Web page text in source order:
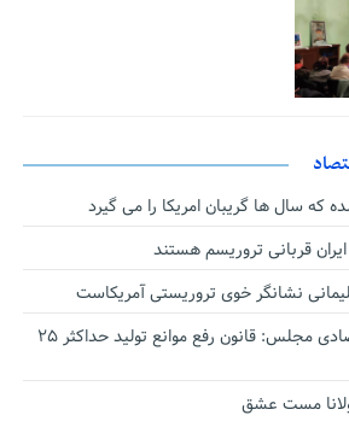
که سال ها گریبان امریکا را می گیرد
قربانی تروریسم هستند
نشانگر خوی تروریستی آمریکاست
سخنگوی کمیسیون اقتصادی مجلس: قانون رفع موانع تولید حداکثر ۲۵
مست عشق